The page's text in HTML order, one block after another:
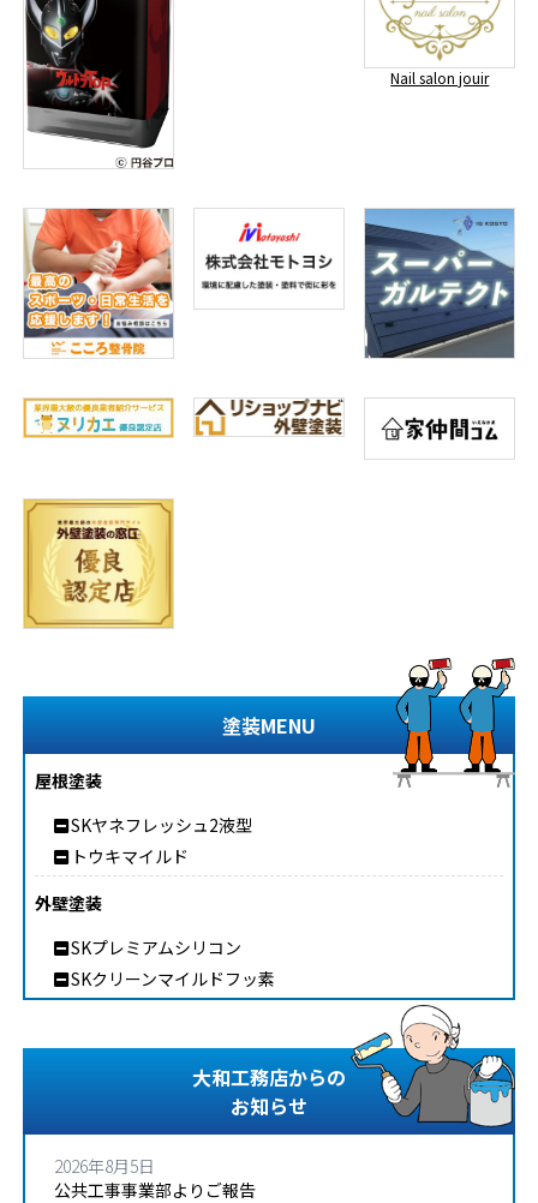
Nail salon jouir
塗装MENU
屋根塗装
SKヤネフレッシュ2液型
トウキマイルド
外壁塗装
SKプレミアムシリコン
SKクリーンマイルドフッ素
大和工務店からの
お知らせ
2026年8月5日
公共工事事業部よりご報告